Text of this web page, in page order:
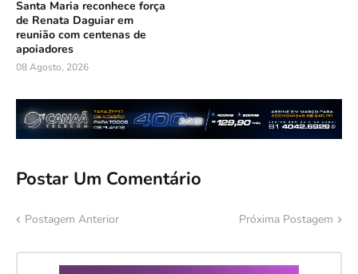
Santa Maria reconhece força
de Renata Daguiar em
reunião com centenas de
apoiadores
08 Agosto, 2026
Postar Um Comentário
Postagem Anterior Próxima Postagem